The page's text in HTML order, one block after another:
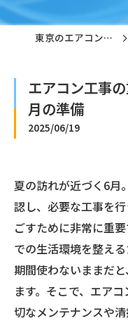
東京のエアコン工事なら株式会社T・I・E
エアコン工事
月の準備
2025/06/19
夏の訪れが近づく6月
認し、必要な工事を
ごすために非常に重
での生活環境を整え
期間使わないままだ
ます。そこで、エア
切なメンテナンスや